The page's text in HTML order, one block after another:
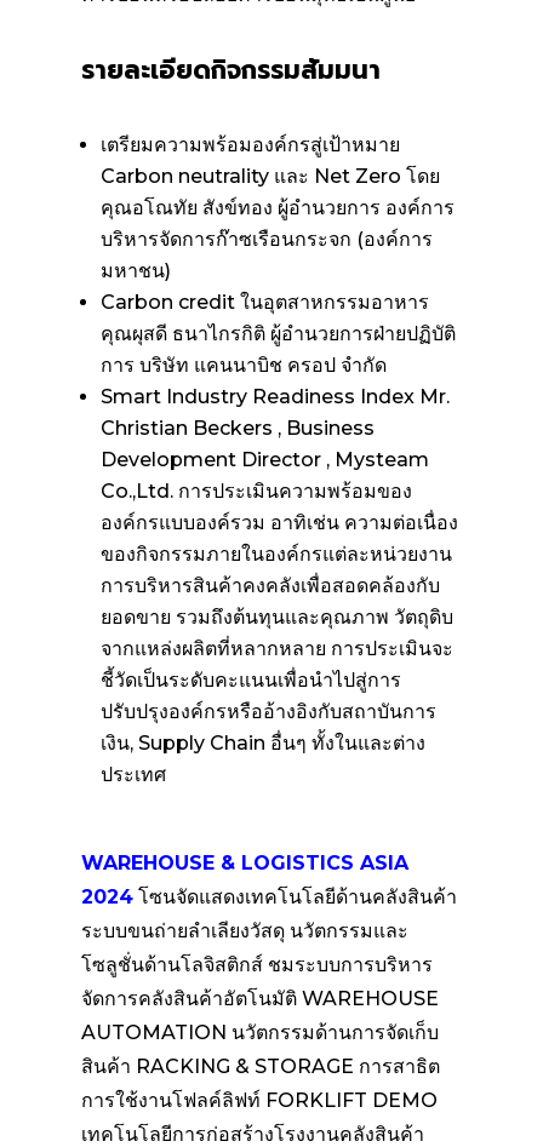
รายละเอียดกิจกรรมสัมมนา
เตรียมความพร้อมองค์กรสู่เป้าหมาย
Carbon neutrality และ Net Zero โดย
คุณอโณทัย สังข์ทอง ผู้อำนวยการ องค์การ
บริหารจัดการก๊าซเรือนกระจก (องค์การ
มหาชน)
Carbon credit ในอุตสาหกรรมอาหาร
คุณผุสดี ธนาไกรกิติ ผู้อำนวยการฝ่ายปฏิบัติ
การ บริษัท แคนนาบิช ครอป จำกัด
Smart Industry Readiness Index Mr.
Christian Beckers , Business
Development Director , Mysteam
Co.,Ltd. การประเมินความพร้อมของ
องค์กรแบบองค์รวม อาทิเช่น ความต่อเนื่อง
ของกิจกรรมภายในองค์กรแต่ละหน่วยงาน
การบริหารสินค้าคงคลังเพื่อสอดคล้องกับ
ยอดขาย รวมถึงต้นทุนและคุณภาพ วัตถุดิบ
จากแหล่งผลิตที่หลากหลาย การประเมินจะ
ชี้วัดเป็นระดับคะแนนเพื่อนำไปสู่การ
ปรับปรุงองค์กรหรืออ้างอิงกับสถาบันการ
เงิน, Supply Chain อื่นๆ ทั้งในและต่าง
ประเทศ
WAREHOUSE & LOGISTICS ASIA
2024 โซนจัดแสดงเทคโนโลยีด้านคลังสินค้า
ระบบขนถ่ายลำเลียงวัสดุ นวัตกรรมและ
โซลูชั่นด้านโลจิสติกส์ ชมระบบการบริหาร
จัดการคลังสินค้าอัตโนมัติ WAREHOUSE
AUTOMATION นวัตกรรมด้านการจัดเก็บ
สินค้า RACKING & STORAGE การสาธิต
การใช้งานโฟลค์ลิฟท์ FORKLIFT DEMO
เทคโนโลยีการก่อสร้างโรงงานคลังสินค้า